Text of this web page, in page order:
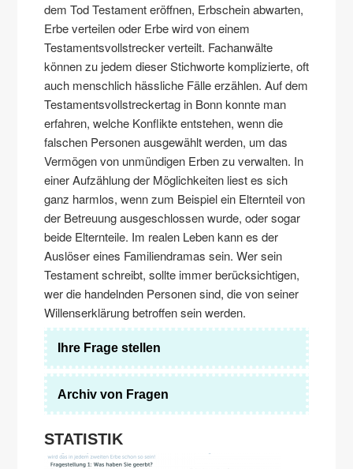
dem Tod Testament eröffnen, Erbschein abwarten,
Erbe verteilen oder Erbe wird von einem
Testamentsvollstrecker verteilt. Fachanwälte
können zu jedem dieser Stichworte komplizierte, oft
auch menschlich hässliche Fälle erzählen. Auf dem
Testamentsvollstreckertag in Bonn konnte man
erfahren, welche Konflikte entstehen, wenn die
falschen Personen ausgewählt werden, um das
Vermögen von unmündigen Erben zu verwalten. In
einer Aufzählung der Möglichkeiten liest es sich
ganz harmlos, wenn zum Beispiel ein Elternteil von
der Betreuung ausgeschlossen wurde, oder sogar
beide Elternteile. Im realen Leben kann es der
Auslöser eines Familiendramas sein. Wer sein
Testament schreibt, sollte immer berücksichtigen,
wer die handelnden Personen sind, die von seiner
Willenserklärung betroffen sein werden.
Ihre Frage stellen
Archiv von Fragen
STATISTIK